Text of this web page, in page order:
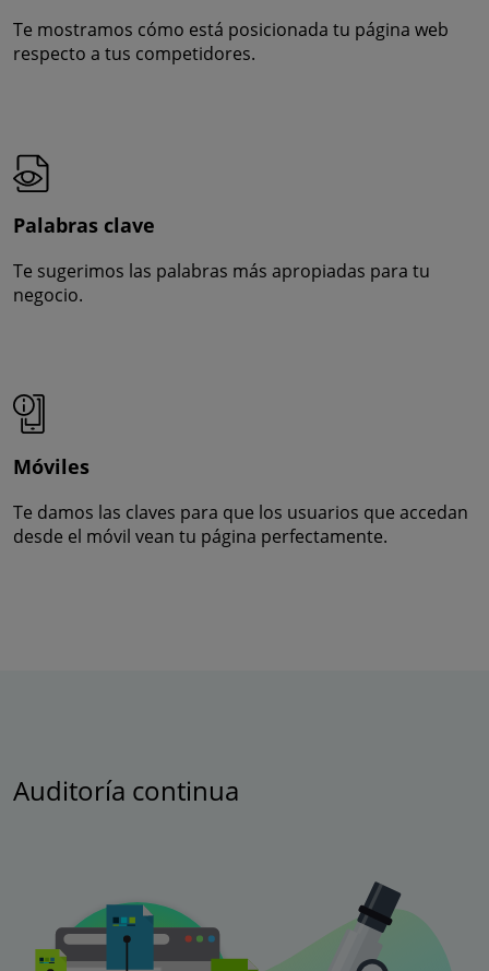
Te mostramos cómo está posicionada tu página web
respecto a tus competidores.
Palabras clave
Te sugerimos las palabras más apropiadas para tu
negocio.
Móviles
Te damos las claves para que los usuarios que accedan
desde el móvil vean tu página perfectamente.
Auditoría continua